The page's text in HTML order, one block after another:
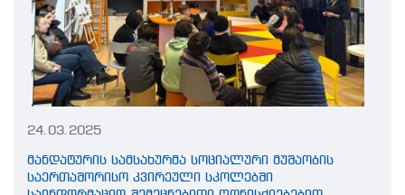
24.03.2025
მანდატურის სამსახურმა სოციალური მუშაობის
საერთაშორისო კვირეული სკოლებში